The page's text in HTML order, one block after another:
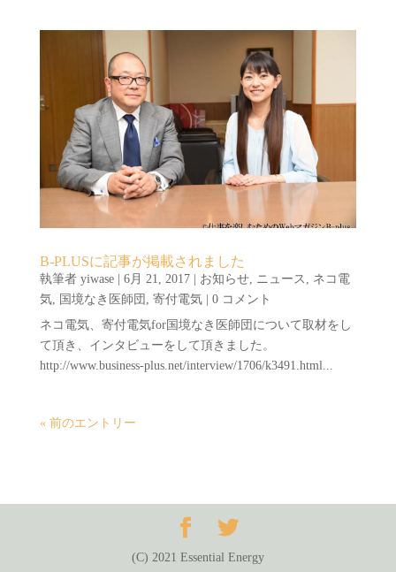
B-PLUSに記事が掲載されました
執筆者 yiwase| 6月 21, 2017| お知らせ, ニュース , ネコ電
気, 国境なき医師団 , 寄付電気| 0 コメント
ネコ電気、寄付電気for国境なき医師団について取材をし
て頂き、インタビューをして頂きました。
http://www.business-plus.net/interview/1706/k3491.html...
« 前のエントリー
(C) 2021 Essential Energy